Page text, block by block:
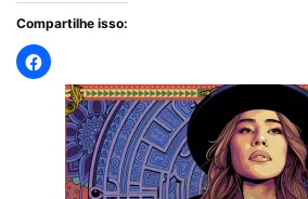
Compartilhe isso: